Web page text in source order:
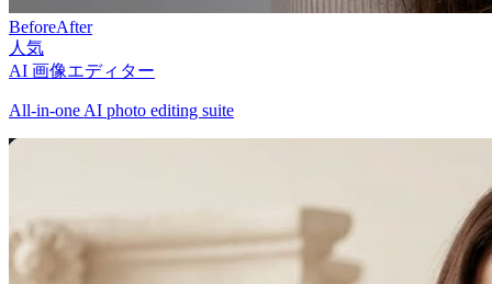
BeforeAfter
人気
AI 画像エディター
All-in-one AI photo editing suite